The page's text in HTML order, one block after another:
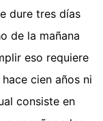
dure tres días
de la mañana
eso requiere
cien años ni
consiste en